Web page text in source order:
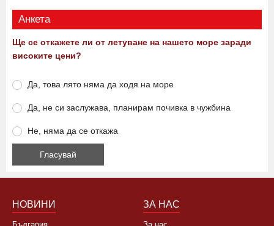
Анкета
Ще се откажете ли от летуване на нашето море заради
високите цени?
Да, това лято няма да ходя на море
Да, не си заслужава, планирам почивка в чужбина
Не, няма да се откажа
НОВИНИ ЗА НАС